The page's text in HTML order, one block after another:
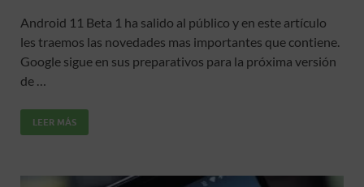
e
b
o
k
itt
er
ail at
s
m
p
Android 11 Beta 1 ha salido al público y en este artículo
les traemos las novedades mas importantes que contiene.
Google sigue en sus preparativos para la próxima versión
de …
LEER MÁS